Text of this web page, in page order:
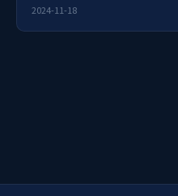
2024-11-18